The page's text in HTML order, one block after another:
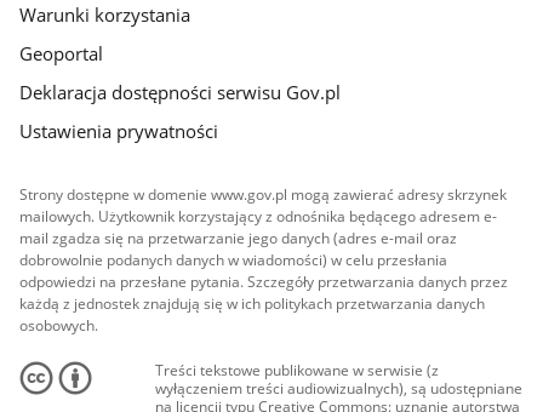
Warunki korzystania
Geoportal
Deklaracja dostępności serwisu Gov.pl
Ustawienia prywatności
Strony dostępne w domenie www.gov.pl mogą zawierać adresy skrzynek
mailowych. Użytkownik korzystający z odnośnika będącego adresem e-
mail zgadza się na przetwarzanie jego danych (adres e-mail oraz
dobrowolnie podanych danych w wiadomości) w celu przesłania
odpowiedzi na przesłane pytania. Szczegóły przetwarzania danych przez
każdą z jednostek znajdują się w ich politykach przetwarzania danych
osobowych.
Treści tekstowe publikowane w serwisie (z
wyłączeniem treści audiowizualnych), są udostępniane
na licencji typu Creative Commons: uznanie autorstwa